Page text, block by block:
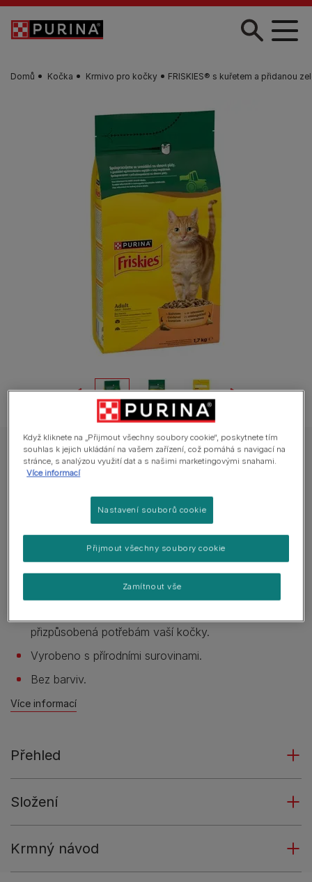
Skip to main content
Domů Kočka Krmivo pro kočky FRISKIES® s kuřetem a přidanou
Friskies granule pro kočky kuře, zelenina
FRISKIES® s kuřetem a přidanou zeleninou
0 hodnocení
Dostupné velikosti balení: 1,7 kg 4 kg 10 kg
Kompletní krmivo pro dospělé kočky. S kuřetem a se
přizpůsobená potřebám vaší kočky.
Vyrobeno s přírodními surovinami.
Bez barviv.
Více informací
Přehled
Složení
Krmný návod
Když kliknete na „Přijmout všechny soubory cookie“, poskytnete tím
souhlas k jejich ukládání na vašem zařízení, což pomáhá s navigací na
stránce, s analýzou využití dat a s našimi marketingovými snahami.
Více informací
Nastavení souborů cookie
Zamítnout vše
Přijmout všechny soubory cookie